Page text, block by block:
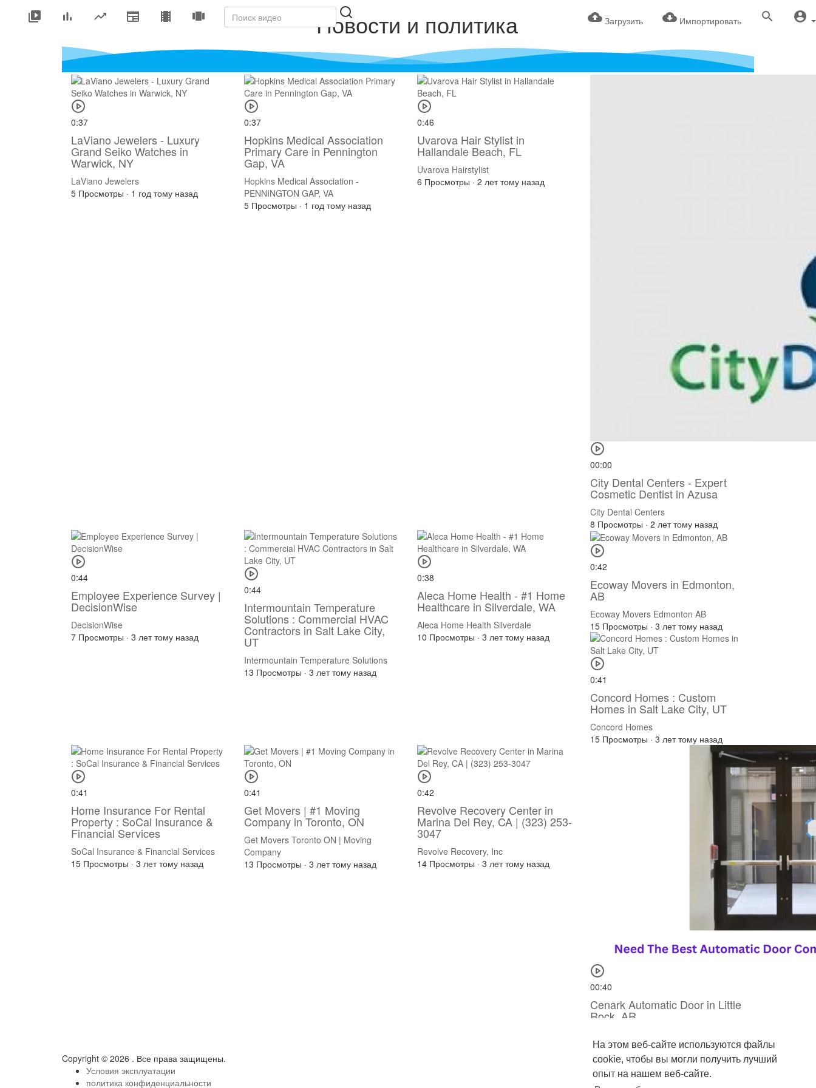
На этом веб-сайте используются файлы
cookie, чтобы вы могли получить лучший
опыт на нашем веб-сайте.
Загрузить Импортировать
Новости и политика
0:37
LaViano Jewelers - Luxury
Grand Seiko Watches in
Warwick, NY
LaViano Jewelers
5 Просмотры · 1 год тому назад
0:37
Hopkins Medical Association
Primary Care in Pennington
Gap, VA
Hopkins Medical Association -
PENNINGTON GAP, VA
5 Просмотры · 1 год тому назад
0:46
Uvarova Hair Stylist in
Hallandale Beach, FL
Uvarova Hairstylist
6 Просмотры · 2 лет тому назад
00:00
City Dental Centers - Expert
Cosmetic Dentist in Azusa
City Dental Centers
8 Просмотры · 2 лет тому назад
0:44
Employee Experience Survey |
DecisionWise
DecisionWise
7 Просмотры · 3 лет тому назад
0:44
Intermountain Temperature
Solutions : Commercial HVAC
Contractors in Salt Lake City,
UT
Intermountain Temperature Solutions
13 Просмотры · 3 лет тому назад
0:38
Aleca Home Health - #1 Home
Healthcare in Silverdale, WA
Aleca Home Health Silverdale
10 Просмотры · 3 лет тому назад
0:42
Ecoway Movers in Edmonton,
AB
Ecoway Movers Edmonton AB
15 Просмотры · 3 лет тому назад
0:41
Concord Homes : Custom
Homes in Salt Lake City, UT
Concord Homes
15 Просмотры · 3 лет тому назад
0:41
Home Insurance For Rental
Property : SoCal Insurance &
Financial Services
SoCal Insurance & Financial Services
15 Просмотры · 3 лет тому назад
0:41
Get Movers | #1 Moving
Company in Toronto, ON
Get Movers Toronto ON | Moving
Company
13 Просмотры · 3 лет тому назад
0:42
Revolve Recovery Center in
Marina Del Rey, CA | (323) 253-
3047
Revolve Recovery, Inc
14 Просмотры · 3 лет тому назад
00:40
Cenark Automatic Door in Little
Rock, AR
8 Просмотры · 3 лет тому назад
Copyright © 2026 . Все права защищены.
Условия эксплуатации
политика конфиденциальности